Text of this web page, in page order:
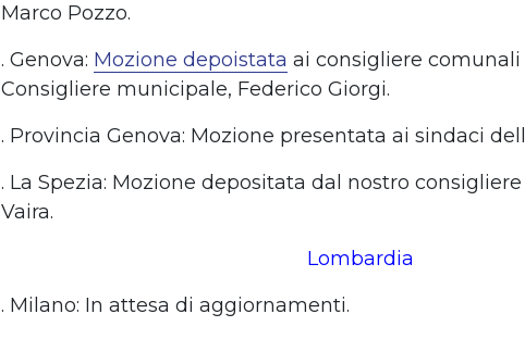
Marco Pozzo.
. Genova: Mozione depoistata ai consigliere
Consigliere municipale, Federico Giorgi.
. Provincia Genova: Mozione presentata ai sindaci
. La Spezia: Mozione depositata dal nostro
Vaira.
Lombardia
. Milano: In attesa di aggiornamenti.